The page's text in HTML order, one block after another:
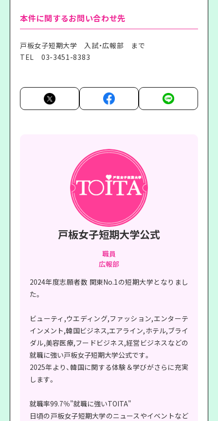
本件に関するお問い合わせ先
戸板女子短期大学 入試・広報部 まで
TEL 03-3451-8383
戸板女子短期大学公式
職員
広報部
2024年度志願者数 関東No.1の短期大学となりまし
た。
ビューティ,ウエディング,ファッション,エンターテ
インメント,韓国ビジネス,エアライン,ホテル,ブライ
ダル,美容医療,フードビジネス,経営ビジネスなどの
就職に強い戸板女子短期大学公式です。
2025年より、韓国に関する体験＆学びがさらに充実
します。
就職率99.7％"就職に強いTOITA"
日頃の戸板女子短期大学のニュースやイベントなど